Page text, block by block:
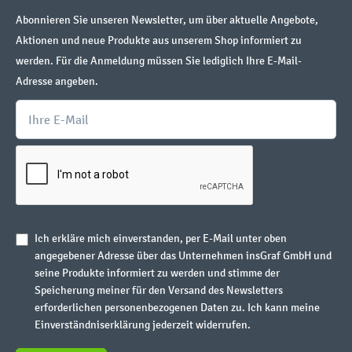
Abonnieren Sie unseren Newsletter, um über aktuelle Angebote,
Aktionen und neue Produkte aus unserem Shop informiert zu
werden. Für die Anmeldung müssen Sie lediglich Ihre E-Mail-
Adresse angeben.
Ich erkläre mich einverstanden, per E-Mail unter oben
angegebener Adresse über das Unternehmen insGraf GmbH und
seine Produkte informiert zu werden und stimme der
Speicherung meiner für den Versand des Newsletters
erforderlichen personenbezogenen Daten zu. Ich kann meine
Einverständniserklärung jederzeit widerrufen.